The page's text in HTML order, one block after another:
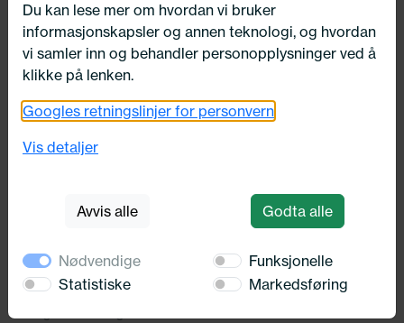
195/75X16 Michelin AGILIS X-ICE
NORTH 107/105R
Profil:
75,00
Diameter:
Lasteindex:
Du kan lese mer om hvordan vi bruker
informasjonskapsler og annen teknologi, og hvordan
vi samler inn og behandler personopplysninger ved å
klikke på lenken.
Googles retningslinjer for personvern
Vis detaljer
Avvis alle Godta alle
Nødvendige
Funksjonelle
Statistiske
Markedsføring